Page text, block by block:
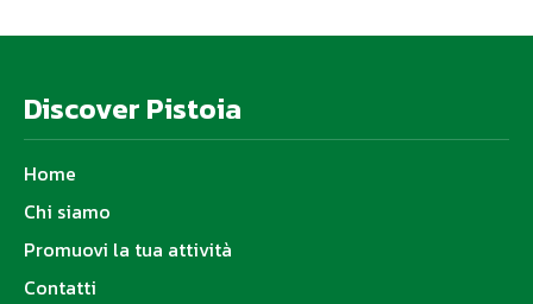
Discover Pistoia
Home
Chi siamo
Promuovi la tua attività
Contatti